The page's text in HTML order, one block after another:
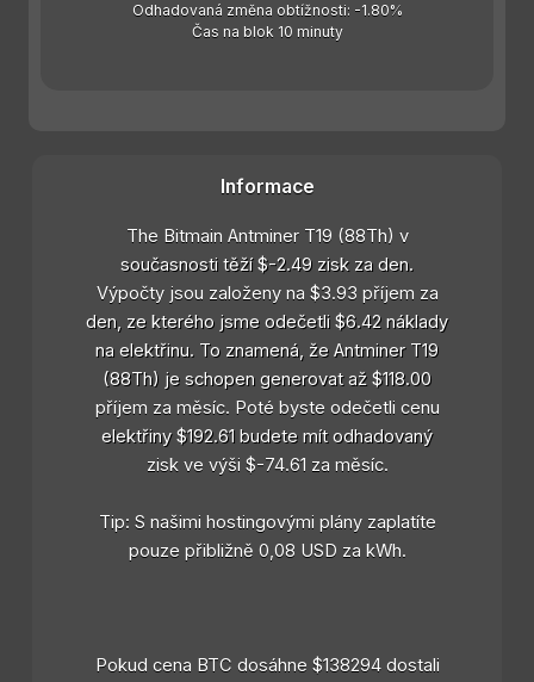
Odhadovaná změna obtížnosti: -1.80%
Čas na blok 10 minuty
Informace
The Bitmain Antminer T19 (88Th) v
současnosti těží $-2.49 zisk za den.
Výpočty jsou založeny na $3.93 příjem za
den, ze kterého jsme odečetli $6.42 náklady
na elektřinu. To znamená, že Antminer T19
(88Th) je schopen generovat až $118.00
příjem za měsíc. Poté byste odečetli cenu
elektřiny $192.61 budete mít odhadovaný
zisk ve výši $-74.61 za měsíc.
Tip: S našimi hostingovými plány zaplatíte
pouze přibližně 0,08 USD za kWh.
Pokud cena BTC dosáhne $138294 dostali